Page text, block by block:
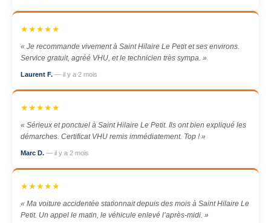
★★★★★
« Je recommande vivement à Saint Hilaire Le Petit et ses environs.
Service gratuit, agréé VHU, et le technicien très sympa. »
Laurent F. — il y a 2 mois
★★★★★
« Sérieux et ponctuel à Saint Hilaire Le Petit. Ils ont bien expliqué les
démarches. Certificat VHU remis immédiatement. Top ! »
Marc D. — il y a 2 mois
★★★★★
« Ma voiture accidentée stationnait depuis des mois à Saint Hilaire Le
Petit. Un appel le matin, le véhicule enlevé l’après-midi. »